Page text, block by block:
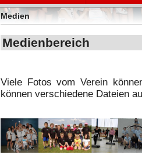
Medien
Medienbereich
Viele Fotos vom Verein
können verschiedene Dateien